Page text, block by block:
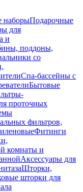
наборыПодарочные
для
и
поддоны,
со
Спа-бассейны с
Бытовые
проточных
фильтров,
Фитинги
комнаты и
Аксессуары для
Шторки,
шторки для